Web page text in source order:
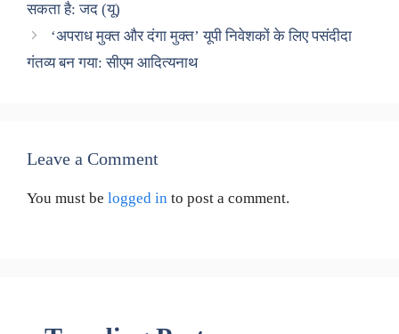
सकता है: जद (यू)
‘अपराध मुक्त और दंगा मुक्त’ यूपी निवेशकों के लिए पसंदीदा
गंतव्य बन गया: सीएम आदित्यनाथ
Leave a Comment
You must be logged in to post a comment.